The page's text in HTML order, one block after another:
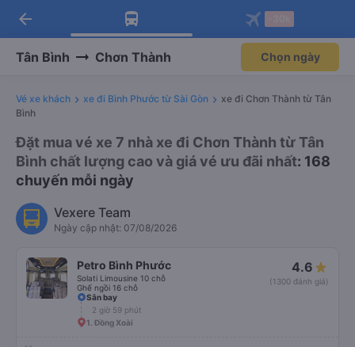
Tải app Vexere ngay!
Nhận ưu đãi thành viên độc
Mở app
Tải app Vexere
-30k/ghế khi đặt vé máy bay qua
Mở app
arrow_back
Tân Bình Chơn Thành Chọn ngày
Vé xe khách xe đi Bình Phước từ Sài Gòn
xe đi Chơn Thành từ Tân
Bình
Đặt mua vé xe 7 nhà xe đi Chơn Thành từ Tân
Bình chất lượng cao và giá vé ưu đãi nhất: 168
chuyến mỗi ngày
Vexere Team
Ngày cập nhật: 07/08/2026
Petro Bình Phước
Solati Limousine 10 chỗ
Ghế ngồi 16 chỗ
4.6
(1300 đánh giá)
Sân bay
2 giờ 59 phút
1. Đồng Xoài